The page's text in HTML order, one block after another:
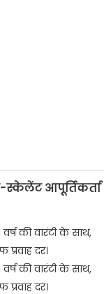
आपूर्तिकर्ता